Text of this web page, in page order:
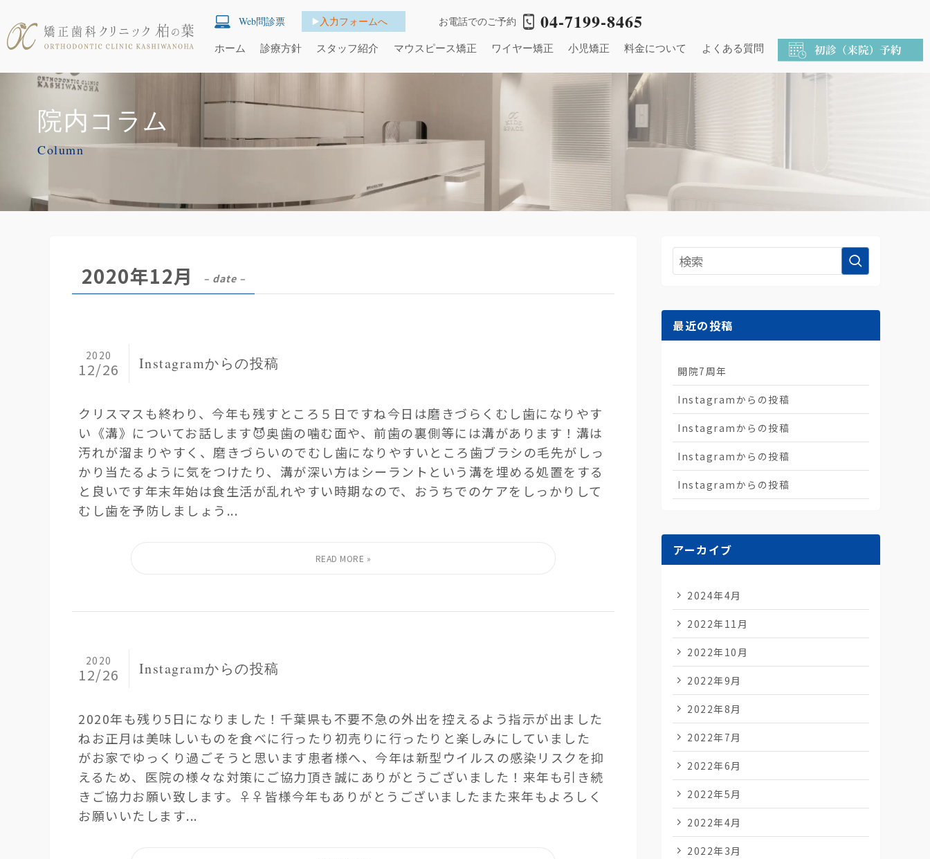
Web問診票 入力フォームへ お電話でのご予約 04-7199-8465
ホーム 診療方針 スタッフ紹介 マウスピース矯正 ワイヤー矯正 小児矯正 料金について よくある質問
院内コラム
Column
2020年12月 – date –
Instagramからの投稿
2020
12/26
クリスマスも終わり、今年も残すところ５日ですね️ 今日は磨きづらくむし歯になりやす
い《溝》についてお話します😈 奥歯の噛む面や、前歯の裏側等には溝があります！ 溝は
汚れが溜まりやすく、磨きづらいのでむし歯になりやすいところ️ 歯ブラシの毛先がしっ
かり当たるように気をつけたり、溝が深い方はシーラントという溝を埋める処置をする
と良いです️ 年末年始は食生活が乱れやすい時期なので、おうちでのケアをしっかりして
むし歯を予防しましょう...
Instagramからの投稿
2020
12/26
2020年も残り5日になりました！️️ 千葉県も不要不急の外出を控えるよう 指示が出ました
ね お正月は美味しいものを食べに行ったり 初売りに行ったりと楽しみにしていました
が お家でゆっくり過ごそうと思います 患者様へ、今年は新型ウイルスの感染リスクを抑
えるため、 医院の様々な対策にご協力頂き誠にありがとうございました！ 来年も引き続
きご協力お願い致します。‍♀️‍♀️ 皆様今年もありがとうございました また来年もよろしく
お願いいたします...
最近の投稿
開院7周年
Instagramからの投稿
Instagramからの投稿
Instagramからの投稿
Instagramからの投稿
アーカイブ
2024年4月
2022年11月
2022年10月
2022年9月
2022年8月
2022年7月
2022年6月
2022年5月
2022年4月
2022年3月